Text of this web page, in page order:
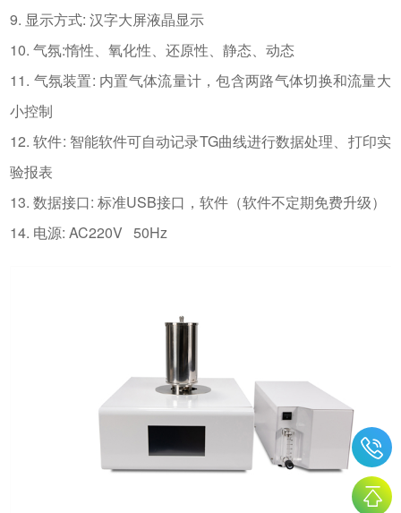
9. 显示方式: 汉字大屏液晶显示
10. 气氛:惰性、氧化性、还原性、静态、动态
11. 气氛装置: 内置气体流量计，包含两路气体切换和流量大
小控制
12. 软件: 智能软件可自动记录TG曲线进行数据处理、打印实
验报表
13. 数据接口: 标准USB接口，软件（软件不定期免费升级）
14. 电源: AC220V 50Hz